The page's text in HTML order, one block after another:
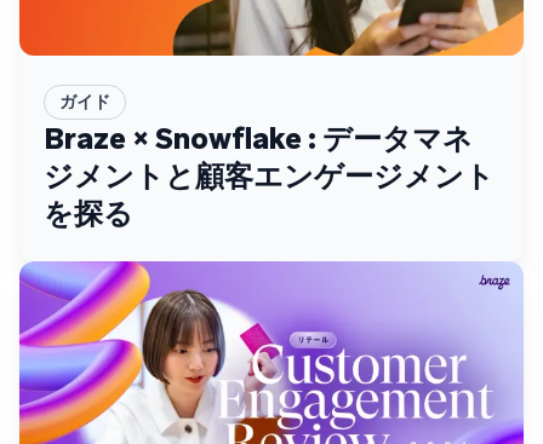
ガイド
Braze × Snowflake : データマネ
ジメントと顧客エンゲージメント
を探る